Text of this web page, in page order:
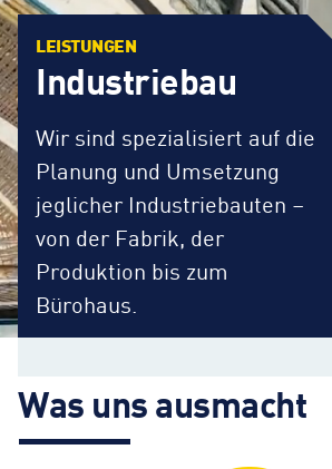
LEISTUNGEN
Industriebau
Wir sind spezialisiert auf die
Planung und Umsetzung
jeglicher Industriebauten –
von der Fabrik, der
Produktion bis zum
Bürohaus.
Was uns ausmacht